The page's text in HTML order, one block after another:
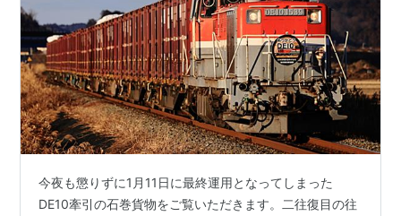
今夜も懲りずに1月11日に最終運用となってしまった
DE10牽引の石巻貨物をご覧いただきます。二往復目の往